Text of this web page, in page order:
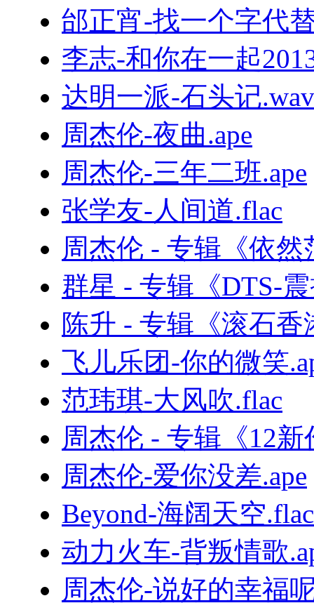
邰正宵-找一个字代
李志-和你在一起
达明一派-石头记.wav
周杰伦-夜曲.ape
周杰伦-三年二班.ape
张学友-人间道.flac
周杰伦 - 专辑《依
群星 - 专辑《DTS-
陈升 - 专辑《滚石
飞儿乐团-你的微笑
范玮琪-大风吹.flac
周杰伦 - 专辑《12
周杰伦-爱你没差.ape
Beyond-海阔天空.flac
动力火车-背叛情歌
周杰伦-说好的幸福